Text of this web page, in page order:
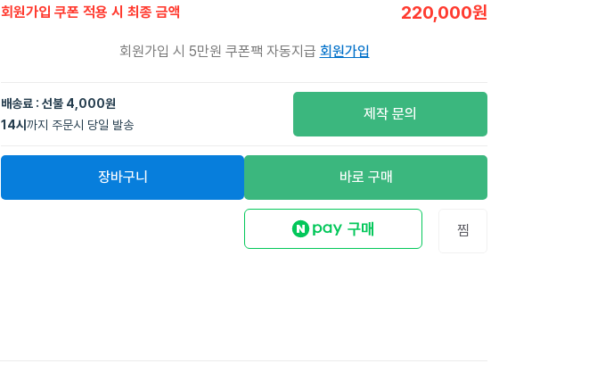
회원가입 쿠폰 적용 시 최종 금액 220,000원
회원가입 시 5만원 쿠폰팩 자동지급 회원가입
배송료 : 선불 4,000원
14시 까지 주문시 당일 발송
제작 문의
장바구니 바로 구매
찜